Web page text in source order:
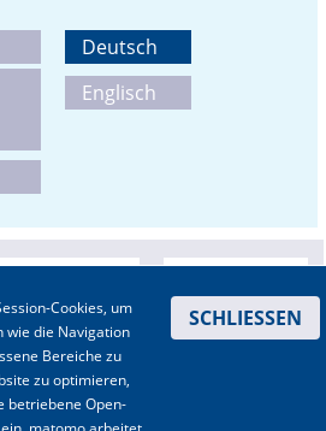
Deutsch
Englisch
Cookies, um
wie die Navigation
Bereiche zu
zu optimieren,
betriebene Open-
SCHLIESSEN